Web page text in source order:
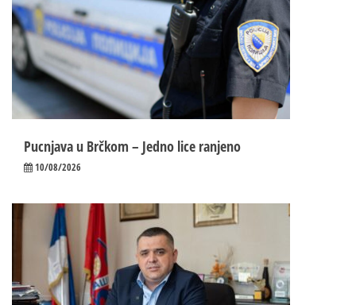
Pucnjava u Brčkom – Jedno lice ranjeno
10/08/2026